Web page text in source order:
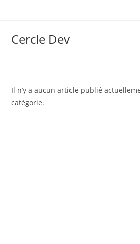
Cercle Dev
Il n’y a aucun article publié
catégorie.